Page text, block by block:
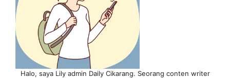
Halo, saya Lily admin Daily Cikarang. Seorang conten writer